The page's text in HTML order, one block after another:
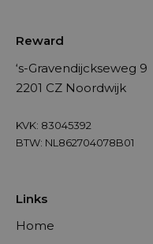
Reward
‘s-Gravendijckseweg 9
2201 CZ Noordwijk
KVK: 83045392
BTW: NL862704078B01
Links
Home